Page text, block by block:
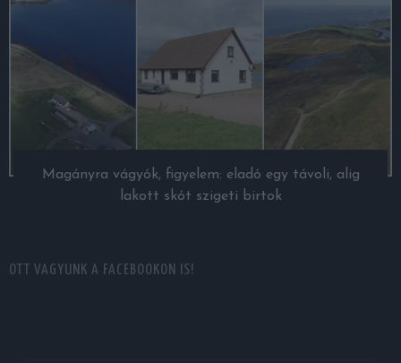
Magányra vágyók, figyelem: eladó egy távoli, alig
lakott skót szigeti birtok
OTT VAGYUNK A FACEBOOKON IS!